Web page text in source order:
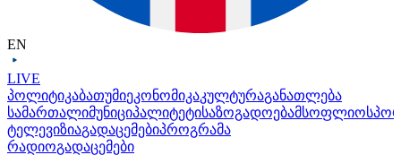
EN
LIVE
პოლიტიკაბათუმიეკონომიკაკულტურაგანათლება
სამართალიმუნიციპალიტეტისაზოგადოებამსოფლიო
ტელევიზიაგადაცემებიპროგრამა
რადიოგადაცემები